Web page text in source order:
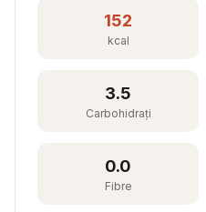
152
kcal
3.5
Carbohidrați
0.0
Fibre